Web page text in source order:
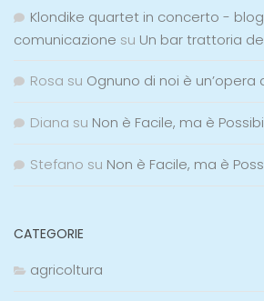
Klondike quartet in concerto - blog
comunicazione su Un bar trattoria
Rosa su Ognuno di noi è un’opera
Diana su Non è Facile, ma è
Stefano su Non è Facile, ma è
CATEGORIE
agricoltura